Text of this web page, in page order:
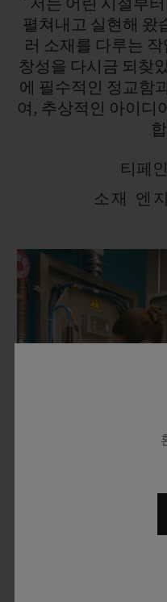
“저는 어린 시절부터
펼쳐내고 실현해 왔
러 소재를 다루는 작
창성을 다시금 되찾
에 필수적인 정교함
여, 추상적인 아이디
티페
소재 엔